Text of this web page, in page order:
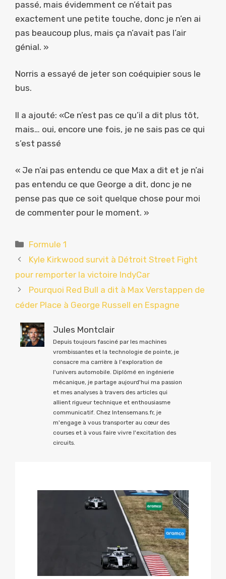
passé, mais évidemment ce n’était pas
exactement une petite touche, donc je n’en ai
pas beaucoup plus, mais ça n’avait pas l’air
génial. »
Norris a essayé de jeter son coéquipier sous le
bus.
Il a ajouté: «Ce n’est pas ce qu’il a dit plus tôt,
mais… oui, encore une fois, je ne sais pas ce qui
s’est passé
« Je n’ai pas entendu ce que Max a dit et je n’ai
pas entendu ce que George a dit, donc je ne
pense pas que ce soit quelque chose pour moi
de commenter pour le moment. »
Catégories
Formule 1
Kyle Kirkwood survit à Détroit Street Fight
pour remporter la victoire IndyCar
Pourquoi Red Bull a dit à Max Verstappen de
céder Place à George Russell en Espagne
Jules Montclair
Depuis toujours fasciné par les machines
vrombissantes et la technologie de pointe, je
consacre ma carrière à l'exploration de
l'univers automobile. Diplômé en ingénierie
mécanique, je partage aujourd'hui ma passion
et mes analyses à travers des articles qui
allient rigueur technique et enthousiasme
communicatif. Chez Intensemans.fr, je
m'engage à vous transporter au cœur des
courses et à vous faire vivre l'excitation des
circuits.